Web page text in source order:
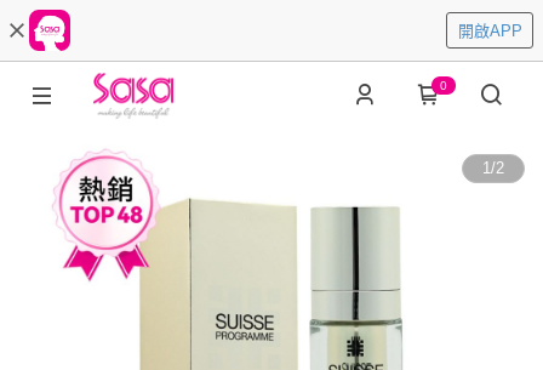
開啟APP
0
1/2